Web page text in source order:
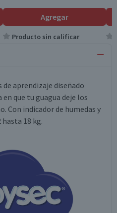
Agregar
Producto sin calificar
de aprendizaje diseñado
que tu guagua deje los
Con indicador de humedas y
18 kg.